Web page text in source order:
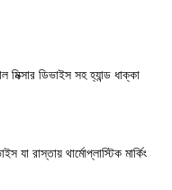
ডিভাইস সহ হ্যান্ড ধাক্কা
যা রাস্তায় থার্মোপ্লাস্টিক মার্কিং